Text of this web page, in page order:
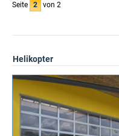
Seite 2 von 2
Helikopter